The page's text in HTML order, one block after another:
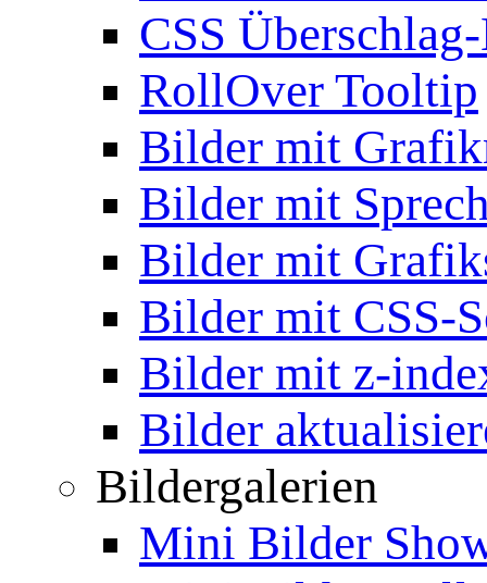
CSS
RollOver Tooltip
Bilder mit
Bilder mit
Bilder mit
Bilder mit CSS-
Bilder mit z-
Bilder
Bildergalerien
Mini Bilder